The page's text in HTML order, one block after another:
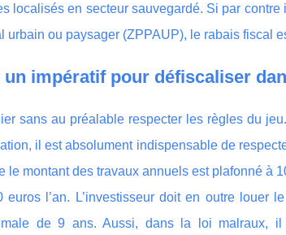
localisés en secteur sauvegardé. Si par contre
urbain ou paysager (ZPPAUP), le rabais fiscal
impératif pour défiscaliser
sans au préalable respecter les règles du
il est absolument indispensable de
le montant des travaux annuels est plafonné à
l’an. L’investisseur doit en outre louer
de 9 ans. Aussi, dans la loi malraux,